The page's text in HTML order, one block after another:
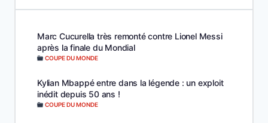
Marc Cucurella très remonté contre Lionel Messi
après la finale du Mondial
COUPE DU MONDE
Kylian Mbappé entre dans la légende : un exploit
inédit depuis 50 ans !
COUPE DU MONDE